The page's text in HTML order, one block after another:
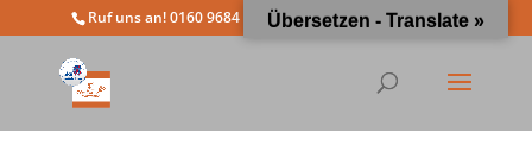
Ruf uns an! 0160 9684 4963 info@moewathlon.de
Übersetzen - Translate »